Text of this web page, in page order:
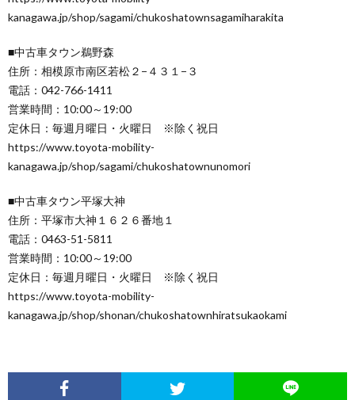
kanagawa.jp/shop/sagami/chukoshatownsagamiharakita
■中古車タウン鵜野森
住所：相模原市南区若松２−４３１−３
電話：042-766-1411
営業時間：10:00～19:00
定休日：毎週月曜日・火曜日 ※除く祝日
https://www.toyota-mobility-
kanagawa.jp/shop/sagami/chukoshatownunomori
■中古車タウン平塚大神
住所：平塚市大神１６２６番地１
電話：0463-51-5811
営業時間：10:00～19:00
定休日：毎週月曜日・火曜日 ※除く祝日
https://www.toyota-mobility-
kanagawa.jp/shop/shonan/chukoshatownhiratsukaokami